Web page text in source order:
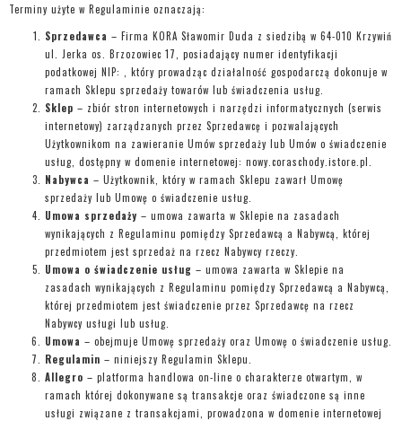
Terminy użyte w Regulaminie oznaczają:
Sprzedawca – Firma KORA Sławomir Duda z siedzibą w 64-010 Krzywiń
ul. Jerka os. Brzozowiec 17, posiadający numer identyfikacji
podatkowej NIP: , który prowadząc działalność gospodarczą dokonuje w
ramach Sklepu sprzedaży towarów lub świadczenia usług.
Sklep – zbiór stron internetowych i narzędzi informatycznych (serwis
internetowy) zarządzanych przez Sprzedawcę i pozwalających
Użytkownikom na zawieranie Umów sprzedaży lub Umów o świadczenie
usług, dostępny w domenie internetowej: nowy.coraschody.istore.pl.
Nabywca – Użytkownik, który w ramach Sklepu zawarł Umowę
sprzedaży lub Umowę o świadczenie usług.
Umowa sprzedaży – umowa zawarta w Sklepie na zasadach
wynikających z Regulaminu pomiędzy Sprzedawcą a Nabywcą, której
przedmiotem jest sprzedaż na rzecz Nabywcy rzeczy.
Umowa o świadczenie usług – umowa zawarta w Sklepie na
zasadach wynikających z Regulaminu pomiędzy Sprzedawcą a Nabywcą,
której przedmiotem jest świadczenie przez Sprzedawcę na rzecz
Nabywcy usługi lub usług.
Umowa – obejmuje Umowę sprzedaży oraz Umowę o świadczenie usług.
Regulamin – niniejszy Regulamin Sklepu.
Allegro – platforma handlowa on-line o charakterze otwartym, w
ramach której dokonywane są transakcje oraz świadczone są inne
usługi związane z transakcjami, prowadzona w domenie internetowej